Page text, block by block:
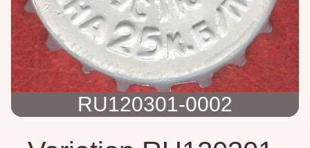
RU120301-0002